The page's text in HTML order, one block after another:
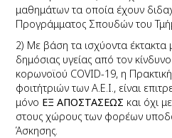
μαθημάτων τα οποία έχουν
Προγράμματος Σπουδών του
2) Με βάση τα ισχύοντα έκτακτα
δημόσιας υγείας από τον
κορωνοϊού COVID-19, η
φοιτήτριών των Α.Ε.Ι., είναι
μόνο ΕΞ ΑΠΟΣΤΑΣΕΩΣ και όχι
στους χώρους των φορέων
Άσκησης.